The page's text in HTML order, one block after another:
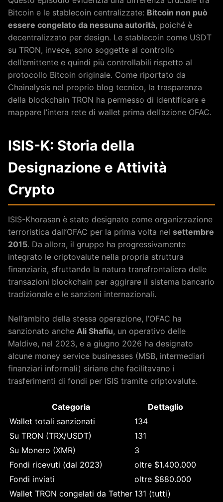
Bitcoin e le stablecoin centralizzate: Bitcoin non può
essere congelato da nessuna autorità, poiché è
decentralizzato per design. Le stablecoin come USDT
su TRON, invece, sono soggette al controllo
dell’emittente e quindi più controllabili rispetto al
protocollo Bitcoin originale. Come riportato da
Chainalysis nel proprio blog tecnico, la trasparenza
della blockchain TRON ha permesso di identificare e
mappare l’intera rete di wallet prima dell’azione OFAC.
ISIS-K: Storia della
Designazione e Attività
Crypto
ISIS-Khorasan è stato designato come organizzazione
terroristica dall’OFAC per la prima volta nel settembre
2015. Da allora, il gruppo ha progressivamente
integrato le criptovalute nella propria struttura
finanziaria, sfruttando la natura transfrontaliera delle
transazioni blockchain per aggirare il sistema bancario
tradizionale e le sanzioni internazionali.
Nell’ambito della stessa operazione, l’OFAC ha
sanzionato anche Ali Shafiu, un operativo delle
Maldive, nel 2023, e a giugno 2026 ha designato
alcune money service businesses (MSB, intermediari
finanziari informali) siriane che facilitavano i
trasferimenti di fondi per ISIS tramite criptovalute.
Categoria
Dettaglio
Wallet totali sanzionati
134
Su TRON (TRX/USDT)
131
Su Monero (XMR)
3
Fondi ricevuti (dal 2023)
oltre $1.400.000
Fondi inviati
oltre $880.000
Wallet TRON congelati da Tether 131 (tutti)